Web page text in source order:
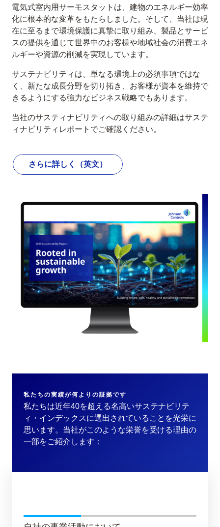
電気式室内用サーモスタットは、建物のエネルギー効率
化に根本的な変革をもたらしました。そして、当社は現
在に至るまで環境保護に真摯に取り組み、製品とサービ
スの提供を通じて世界中のお客様や地域社会の消費エネ
ルギーや資源の削減を実現しています。
サステナビリティは、単なる環境上の必須事項ではな
く、新たな成長分野を切り拓き、お客様が資本を維持で
きるようにする強力なビジネス戦略でもあります。
当社のサスティナビリティへの取り組みの詳細はサステ
ィナビリティレポートでご確認ください。
さらに詳しく（英文）
私たちの実績が何よりの証拠です
私たちは近年40を超える名高いサステナビリテ
ィ・インデックスに選出されていることを光栄に
思います。当社がこのような栄誉を受ける理由の
一部をご紹介します：